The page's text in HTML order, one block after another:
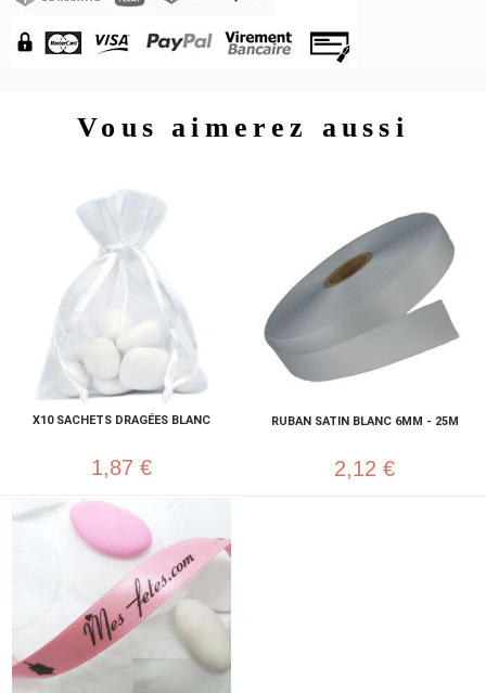
Vous aimerez aussi
X10 SACHETS DRAGÉES BLANC
1,87 €
RUBAN SATIN BLANC 6MM - 25M
2,12 €